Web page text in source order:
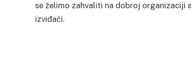
se želimo zahvaliti na dobroj organizaciji
izviđači.